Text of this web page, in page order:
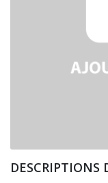
DESCRIPTIONS